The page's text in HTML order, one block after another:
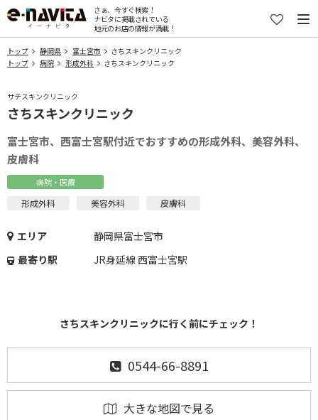
さぁ、今すぐ検索！
ナビタに掲載されている
地元のお店の情報が満載！
トップ 静岡県 富士宮市
さちスキンクリニック
トップ
病院 形成外科 さちスキンクリニック
サチスキンクリニック
さちスキンクリニック
富士宮市、西富士宮駅付近でおすすめの形成外科、美容外科、
皮膚科
病院・医療
形成外科 美容外科 皮膚科
エリア
静岡県富士宮市
最寄り駅
JR身延線 西富士宮駅
さちスキンクリニックに行く前にチェック！
0544-66-8891
大きな地図で見る